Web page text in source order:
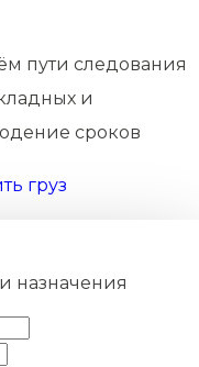
пути следования
и
сроков
груз
назначения